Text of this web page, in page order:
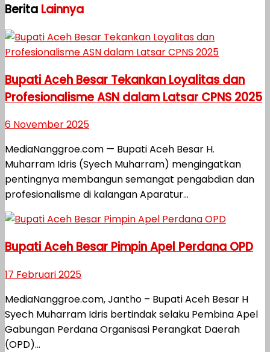
Berita Lainnya
Bupati Aceh Besar Tekankan Loyalitas dan
Profesionalisme ASN dalam Latsar CPNS 2025
6 November 2025
MediaNanggroe.com — Bupati Aceh Besar H.
Muharram Idris (Syech Muharram) mengingatkan
pentingnya membangun semangat pengabdian dan
profesionalisme di kalangan Aparatur...
Bupati Aceh Besar Pimpin Apel Perdana OPD
17 Februari 2025
MediaNanggroe.com, Jantho – Bupati Aceh Besar H
Syech Muharram Idris bertindak selaku Pembina Apel
Gabungan Perdana Organisasi Perangkat Daerah
(OPD)...